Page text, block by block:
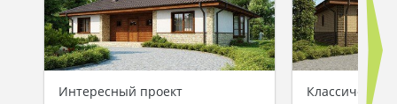
Интересный проект